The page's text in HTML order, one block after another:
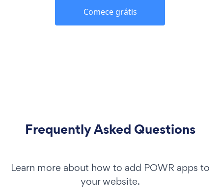
Comece grátis
Frequently Asked Questions
Learn more about how to add POWR apps to
your website.